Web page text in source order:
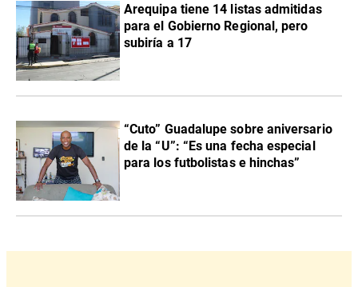
Arequipa tiene 14 listas admitidas
para el Gobierno Regional, pero
subiría a 17
“Cuto” Guadalupe sobre aniversario
de la “U”: “Es una fecha especial
para los futbolistas e hinchas”